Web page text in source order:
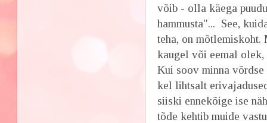
võib - olla käega
hammusta"... See,
teha, on
kaugel või eemal olek,
Kui soov minna võrdse
kel lihtsalt
siiski ennekõige ise
tõde kehtib muide